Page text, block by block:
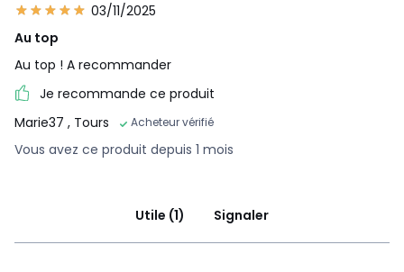
03/11/2025
Au top
Au top ! A recommander
Je recommande ce produit
Marie37 , Tours Acheteur vérifié
Vous avez ce produit depuis 1 mois
Utile (1) Signaler